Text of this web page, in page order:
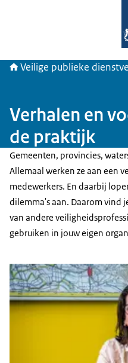
Veilige publieke
Verhalen en
de praktijk
Gemeenten, provincies,
Allemaal werken ze aan een
medewerkers. En daarbij
dilemma's aan. Daarom vind
van andere
gebruiken in jouw eigen